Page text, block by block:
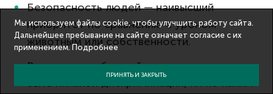
Безопасность людей — наивысший
приоритет по сравнению с уроном
животным или собственности.
В случае неизбежной аварии не должно
быть никакой дискриминации, ни по каким
Мы используем файлы cookie, чтобы улучшить работу сайта.
Дальнейшее пребывание на сайте означает согласие с их
применением.Подробнее
ПРИНЯТЬ И ЗАКРЫТЬ